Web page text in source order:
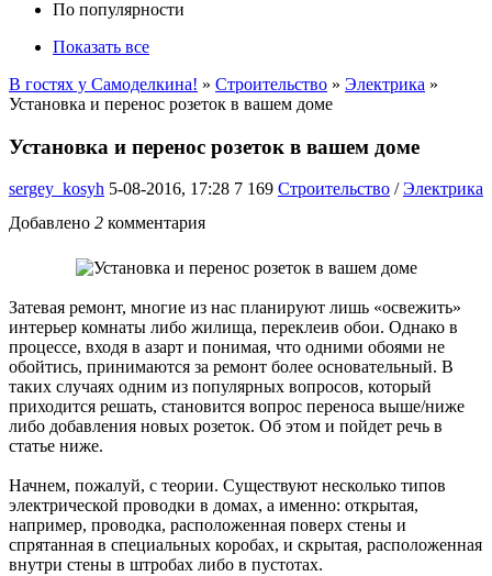
По популярности
Показать все
В гостях у Самоделкина! » Строительство » Электрика »
Установка и перенос розеток в вашем доме
Установка и перенос розеток в вашем доме
sergey_kosyh 5-08-2016, 17:28 7 169 Строительство /Электрика
Добавлено 2 комментария
Затевая ремонт, многие из нас планируют лишь «освежить»
интерьер комнаты либо жилища, переклеив обои. Однако в
процессе, входя в азарт и понимая, что одними обоями не
обойтись, принимаются за ремонт более основательный. В
таких случаях одним из популярных вопросов, который
приходится решать, становится вопрос переноса выше/ниже
либо добавления новых розеток. Об этом и пойдет речь в
статье ниже.
Начнем, пожалуй, с теории. Существуют несколько типов
электрической проводки в домах, а именно: открытая,
например, проводка, расположенная поверх стены и
спрятанная в специальных коробах, и скрытая, расположенная
внутри стены в штробах либо в пустотах.